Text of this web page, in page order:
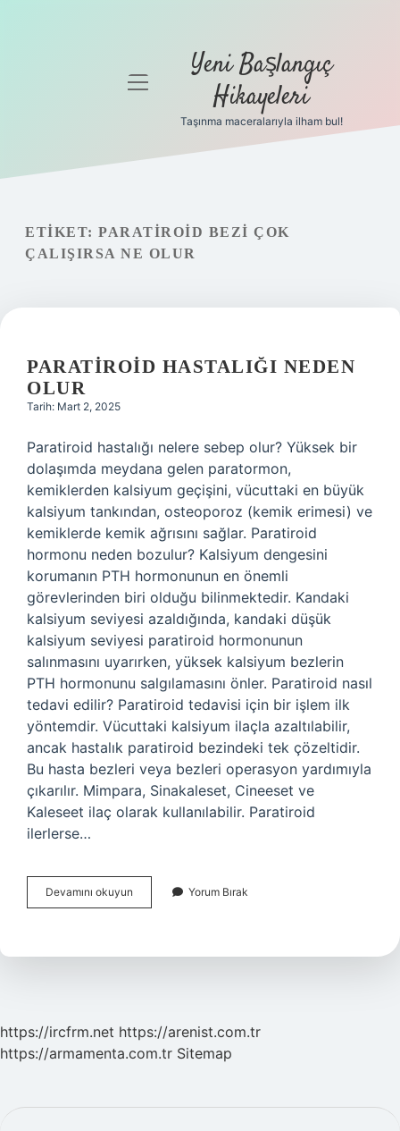
Gizlilik
Yasal Uyarı
menüyü
Yeni Başlangıç
Hikayeleri
Taşınma maceralarıyla ilham bul!
ETIKET: PARATIROID BEZI ÇOK
ÇALIŞIRSA NE OLUR
PARATIROID HASTALIĞI NEDEN
OLUR
Tarih: Mart 2, 2025
Paratiroid hastalığı nelere sebep olur? Yüksek bir
dolaşımda meydana gelen paratormon,
kemiklerden kalsiyum geçişini, vücuttaki en büyük
kalsiyum tankından, osteoporoz (kemik erimesi) ve
kemiklerde kemik ağrısını sağlar. Paratiroid
hormonu neden bozulur? Kalsiyum dengesini
korumanın PTH hormonunun en önemli
görevlerinden biri olduğu bilinmektedir. Kandaki
kalsiyum seviyesi azaldığında, kandaki düşük
kalsiyum seviyesi paratiroid hormonunun
salınmasını uyarırken, yüksek kalsiyum bezlerin
PTH hormonunu salgılamasını önler. Paratiroid nasıl
tedavi edilir? Paratiroid tedavisi için bir işlem ilk
yöntemdir. Vücuttaki kalsiyum ilaçla azaltılabilir,
ancak hastalık paratiroid bezindeki tek çözeltidir.
Bu hasta bezleri veya bezleri operasyon yardımıyla
çıkarılır. Mimpara, Sinakaleset, Cineeset ve
Kaleseet ilaç olarak kullanılabilir. Paratiroid
ilerlerse…
Devamını okuyun Paratiroid
Hastalığı
Yorum Bırak
https://ircfrm.net https://arenist.com.tr
https://armamenta.com.tr Sitemap